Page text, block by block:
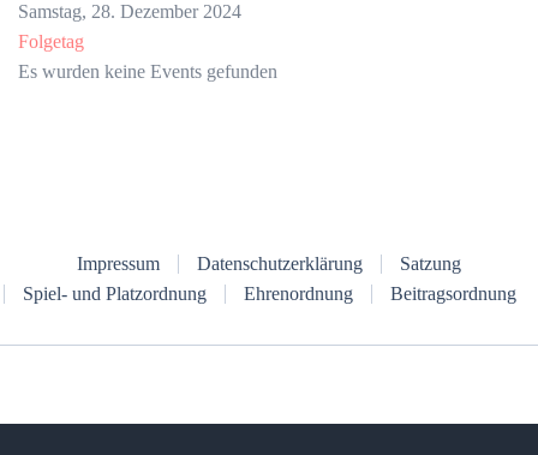
Samstag, 28. Dezember 2024
Folgetag
Es wurden keine Events gefunden
Impressum Datenschutzerklärung
Satzung
Spiel- und Platzordnung
Ehrenordnung Beitragsordnung